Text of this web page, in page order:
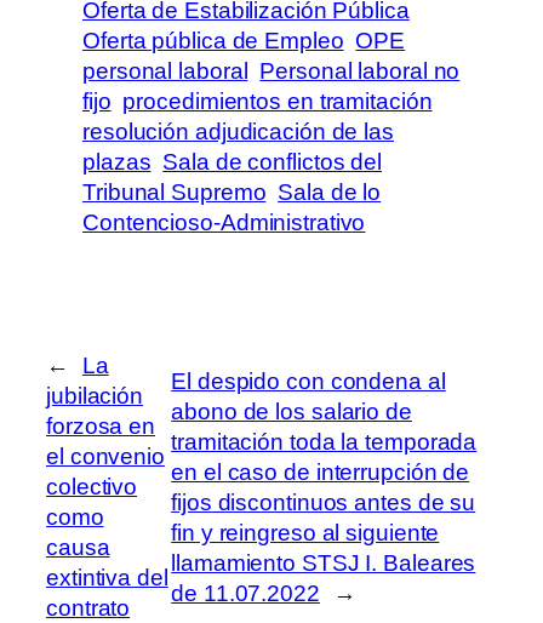
Oferta de Estabilización Pública
Oferta pública de Empleo OPE
personal laboral
Personal laboral no
fijo procedimientos en tramitación
resolución adjudicación de las
plazas Sala de conflictos del
Tribunal Supremo Sala de lo
Contencioso-Administrativo
←
La
jubilación
forzosa en
el convenio
colectivo
como
causa
extintiva del
contrato
El despido con condena al
abono de los salario de
tramitación toda la temporada
en el caso de interrupción de
fijos discontinuos antes de su
fin y reingreso al siguiente
llamamiento STSJ I. Baleares
de 11.07.2022
→